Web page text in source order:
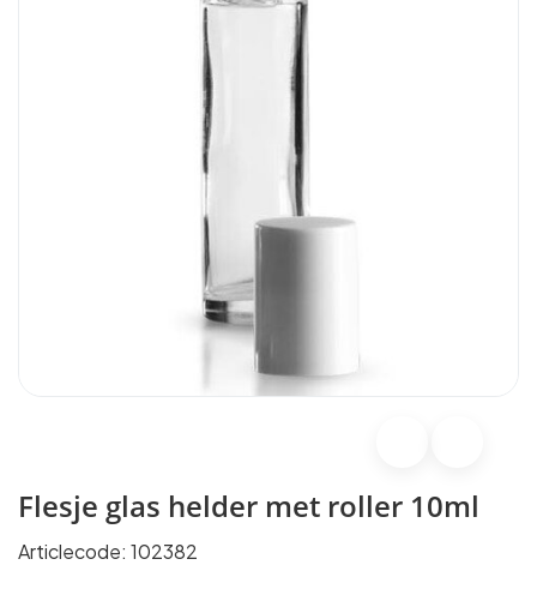
Flesje glas helder met roller 10ml
Articlecode: 102382